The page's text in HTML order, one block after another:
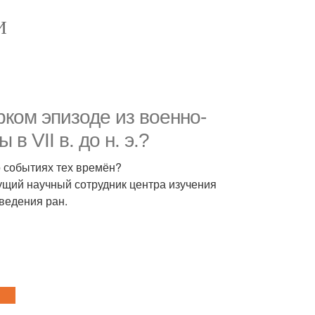
эпизоде из военно-
в VII в. до н. э.?
тех времён?
научный сотрудник центра изучения
ран.